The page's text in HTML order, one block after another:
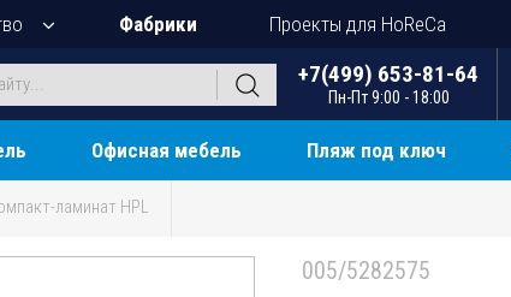
Фабрики Проекты для HoReCa
+7(499) 653-81-64
Пн-Пт 9:00 - 18:00
Офисная мебель Пляж под ключ
ламинат HPL
005/5282575